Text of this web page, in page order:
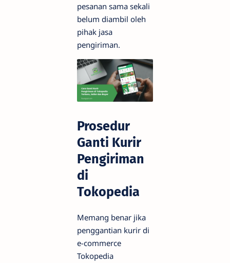
pesanan sama sekali
belum diambil oleh
pihak jasa
pengiriman.
Prosedur
Ganti Kurir
Pengiriman
di
Tokopedia
Memang benar jika
penggantian kurir di
e-commerce
Tokopedia